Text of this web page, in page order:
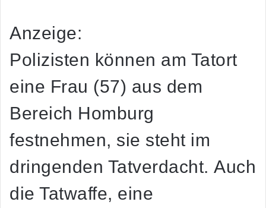
Anzeige:
Polizisten können am Tatort
eine Frau (57) aus dem
Bereich Homburg
festnehmen, sie steht im
dringenden Tatverdacht. Auch
die Tatwaffe, eine